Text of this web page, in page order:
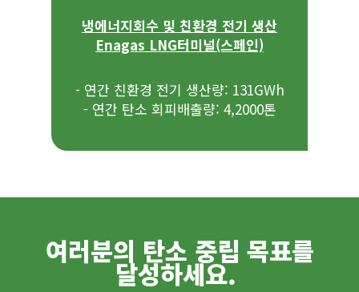
냉에너지회수 및 친환경 전기 생산
Enagas LNG터미널(스페인)
- 연간 친환경 전기 생산량: 131GWh
- 연간 탄소 회피배출량: 4,2000톤
여러분의 탄소 중립 목표를
달성하세요.